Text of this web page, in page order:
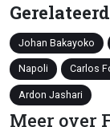
Johan Bakayoko
Napoli Carlos
Ardon Jashari
Meer over